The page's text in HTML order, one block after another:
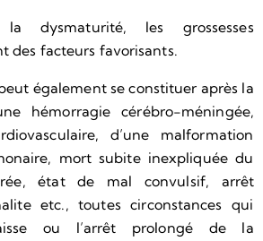
dysmaturité, les grossesses
des facteurs favorisants.
également se constituer après la
hémorragie cérébro-méningée,
d’une malformation
mort subite inexpliquée du
état de mal convulsif, arrêt
etc., toutes circonstances qui
ou l’arrêt prolongé de la